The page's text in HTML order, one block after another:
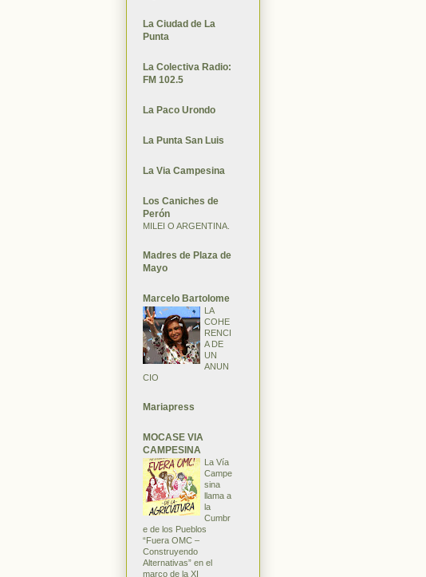
La Ciudad de La
Punta
La Colectiva Radio:
FM 102.5
La Paco Urondo
La Punta San Luis
La Via Campesina
Los Caniches de
Perón
MILEI O ARGENTINA.
Madres de Plaza de
Mayo
Marcelo Bartolome
LA
COHE
RENCI
A DE
UN
ANUN
CIO
Mariapress
MOCASE VIA
CAMPESINA
La Vía
Campe
sina
llama a
la
Cumbr
e de los Pueblos
“Fuera OMC –
Construyendo
Alternativas” en el
marco de la XI